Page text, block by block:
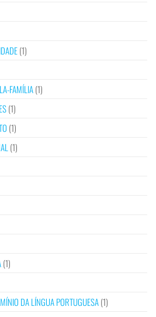
(1)
FAMÍLIA(1)
(1)
(1)
(1)
(1)
DA LÍNGUA PORTUGUESA(1)